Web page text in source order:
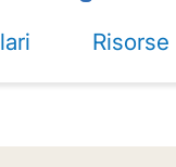
Risorse